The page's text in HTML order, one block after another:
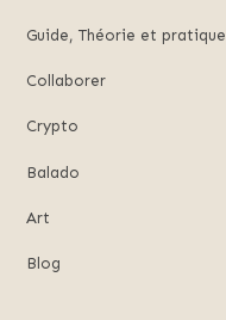
Guide, Théorie et pratique
Collaborer
Crypto
Balado
Art
Blog